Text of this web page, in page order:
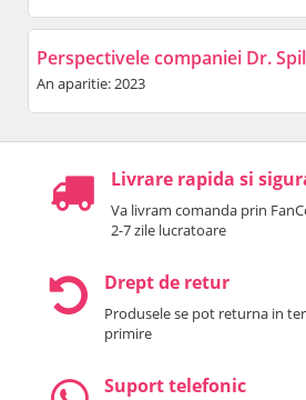
Perspectivele companiei Dr.
An aparitie: 2023
Livrare rapida si
Va livram comanda prin
2-7 zile lucratoare
Drept de retur
Produsele se pot returna in
primire
Suport telefonic